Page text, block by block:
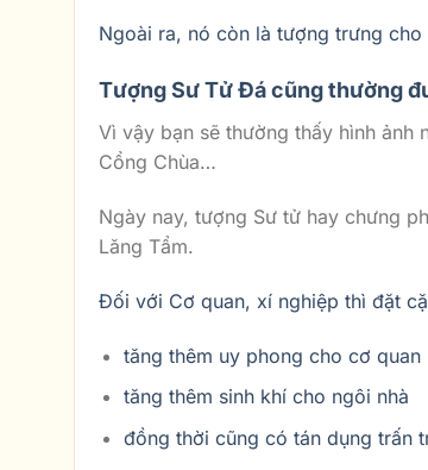
Ngoài ra, nó còn là tượng trưng
Tượng Sư Tử Đácũng thường
Vì vậy bạn sẽ thường thấy hình
Cổng Chùa…
Ngày nay, tượng Sư tử hay chưng
Lăng Tẩm.
Đối với Cơ quan, xí nghiệp thì đặt
tăng thêm uy phong cho cơ
tăng thêm sinh khí cho ngôi nhà
đồng thời cũng có tán dụng trấn